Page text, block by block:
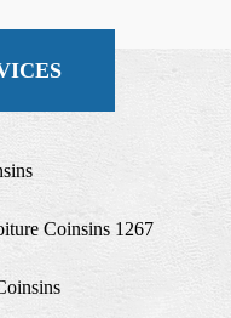
Coinsins 1267